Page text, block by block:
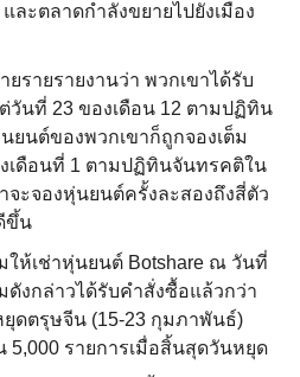
ละตลาดกำลังขยายไปยังเมือง
รายรายงานว่า พวกเขาได้รับ
วันที่ 23 ของเดือน 12 ตามปฏิทิน
ยนต์ของพวกเขาก็ถูกจองเต็ม
เดือนที่ 1 ตามปฏิทินจันทรคติใน
จะจองหุ่นยนต์ครั้งละสองถึงสี่ตัว
ขึ้น
ห้เช่าหุ่นยนต์ Botshare ณ วันที่
งกล่าวได้รับคำสั่งซื้อแล้วกว่า
ยุดตรุษจีน (15-23 กุมภาพันธ์)
5,000 รายการเมื่อสิ้นสุดวันหยุด